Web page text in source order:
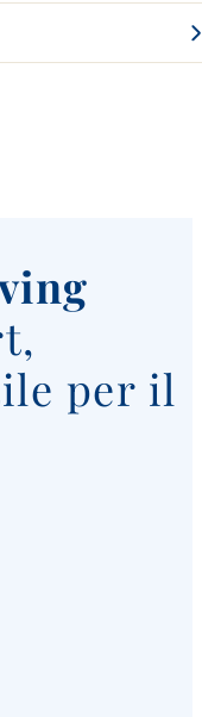
per il